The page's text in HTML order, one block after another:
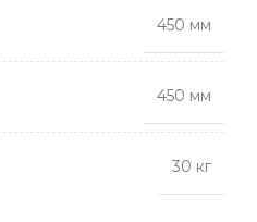
450 мм
450 мм
30 кг